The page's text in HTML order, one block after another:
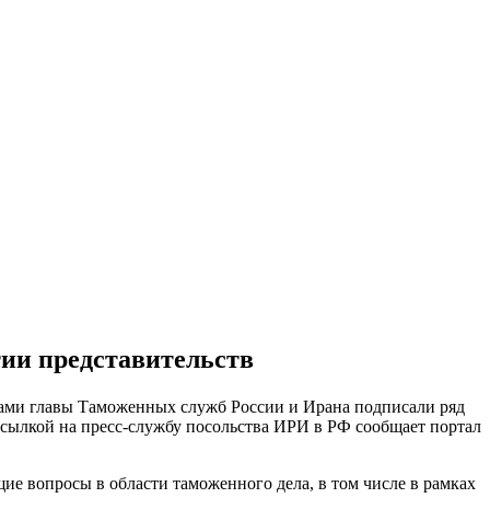
представительств
главы Таможенных служб России и Ирана подписали ряд
на пресс-службу посольства ИРИ в РФ сообщает портал
вопросы в области таможенного дела, в том числе в рамках